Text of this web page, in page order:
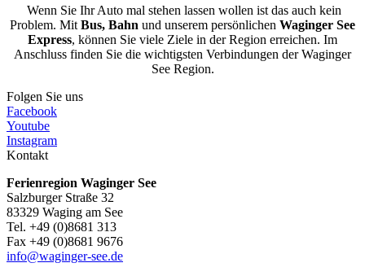
Wenn Sie Ihr Auto mal stehen lassen wollen ist das auch kein
Problem. MitBus, Bahn und unserem persönlichen Waginger See
Express, können Sie viele Ziele in der Region erreichen. Im
Anschluss finden Sie die wichtigsten Verbindungen der Waginger
See Region.
Folgen Sie uns
Facebook
Youtube
Instagram
Kontakt
Ferienregion Waginger See
Salzburger Straße 32
83329 Waging am See
Tel. +49 (0)8681 313
Fax +49 (0)8681 9676
info@waginger-see.de